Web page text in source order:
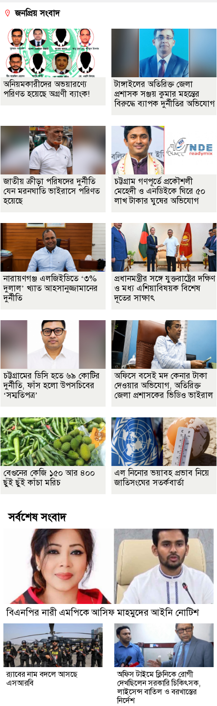
জনপ্রিয় সংবাদ
অনিয়মকারীদের অভয়ারণ্যে
পরিণত হয়েছে অগ্রণী ব্যাংক!
টাঙ্গাইলের অতিরিক্ত জেলা
প্রশাসক সঞ্জয় কুমার মহন্তের
বিরুদ্ধে ব্যাপক দুর্নীতির অভিযোগ
জাতীয় ক্রীড়া পরিষদের দুর্নীতি
যেন মরনঘাতি ভাইরাসে পরিণত
হয়েছে
চট্টগ্রাম গণপূর্তে প্রকৌশলী
মেহেদী ও এনডিইকে ঘিরে ৫০
লাখ টাকার ঘুষের অভিযোগ
নারায়ণগঞ্জ এলজিইডিতে ‘৩%
দুলাল’ খ্যাত আহসানুজ্জামানের
দুর্নীতি
প্রধানমন্ত্রীর সঙ্গে যুক্তরাষ্ট্রের দক্ষিণ
ও মধ্য এশিয়াবিষয়ক বিশেষ
দূতের সাক্ষাৎ
চট্টগ্রামের ডিসি হতে ৬৯ কোটির
দুর্নীতি, ফাঁস হলো উপসচিবের
‘সম্মতিপত্র’
অফিসে বসেই মদ কেনার টাকা
দেওয়ার অভিযোগ, অতিরিক্ত
জেলা প্রশাসকের ভিডিও ভাইরাল
বেগুনের কেজি ১৫০ আর ৪০০
ছুঁই ছুঁই কাঁচা মরিচ
এল নিনোর ভয়াবহ প্রভাব নিয়ে
জাতিসংঘের সতর্কবার্তা
সর্বশেষ সংবাদ
বিএনপির নারী এমপিকে আসিফ মাহমুদের আইনি নোটিশ
র‍্যাবের নাম বদলে আসছে
এসআরবি
অফিস টাইমে ক্লিনিকে রোগী
দেখছিলেন সরকারি চিকিৎসক,
লাইসেন্স বাতিল ও বরখাস্তের
নির্দেশ